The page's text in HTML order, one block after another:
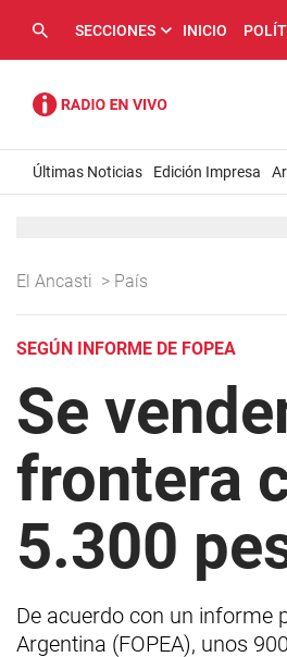
SECCIONES INICIO
Últimas Noticias Edición Impresa
El Ancasti > País
SEGÚN INFORME DE FOPEA
Se
frontera
5.300
De acuerdo con un informe
Argentina (FOPEA), unos